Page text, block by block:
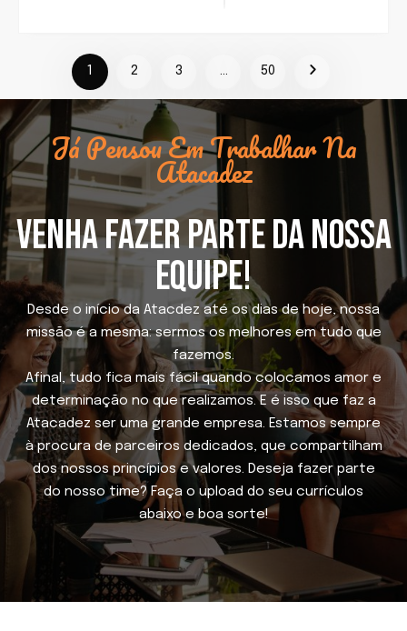
1 2 3 … 50
Já Pensou Em Trabalhar Na
Atacadez
VENHA FAZER PARTE DA NOSSA
EQUIPE!
Desde o início da Atacdez até os dias de hoje, nossa
missão é a mesma: sermos os melhores em tudo que
fazemos.
Afinal, tudo fica mais fácil quando colocamos amor e
determinação no que realizamos. E é isso que faz a
Atacadez ser uma grande empresa. Estamos sempre
à procura de parceiros dedicados, que compartilham
dos nossos princípios e valores. Deseja fazer parte
do nosso time? Faça o upload do seu currículos
abaixo e boa sorte!